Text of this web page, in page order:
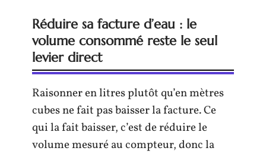
Réduire sa facture d’eau : le
volume consommé reste le seul
levier direct
Raisonner en litres plutôt qu’en mètres
cubes ne fait pas baisser la facture. Ce
qui la fait baisser, c’est de réduire le
volume mesuré au compteur, donc la